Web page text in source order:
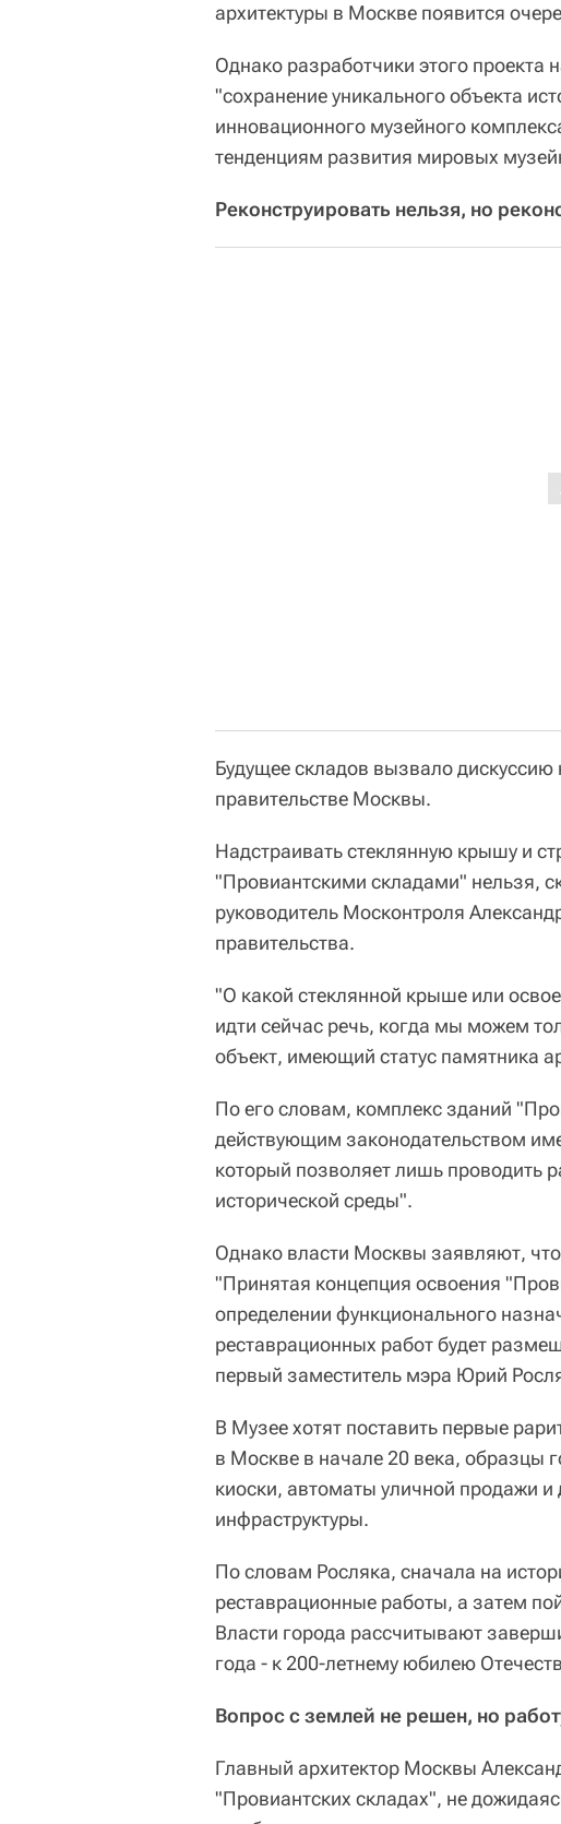
архитектуры в Москве появится
Однако разработчики этого проекта
"сохранение уникального объекта
инновационного музейного
тенденциям развития мировых
Реконструировать нельзя, но
Будущее складов вызвало
правительстве Москвы.
Надстраивать стеклянную крышу и
"Провиантскими складами" нельзя,
руководитель Москонтроля
правительства.
"О какой стеклянной крыше или
идти сейчас речь, когда мы можем
объект, имеющий статус памятника
По его словам, комплекс зданий
действующим законодательством
который позволяет лишь проводить
исторической среды".
Однако власти Москвы заявляют, что
"Принятая концепция освоения
определении функционального
реставрационных работ будет
первый заместитель мэра Юрий
В Музее хотят поставить первые
в Москве в начале 20 века, образцы
киоски, автоматы уличной продажи и
инфраструктуры.
По словам Росляка, сначала на
реставрационные работы, а затем
Власти города рассчитывают
года - к 200-летнему юбилею
Вопрос с землей не решен, но
Главный архитектор Москвы
"Провиантских складах", не